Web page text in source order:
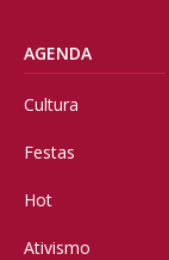
AGENDA
Cultura
Festas
Hot
Ativismo